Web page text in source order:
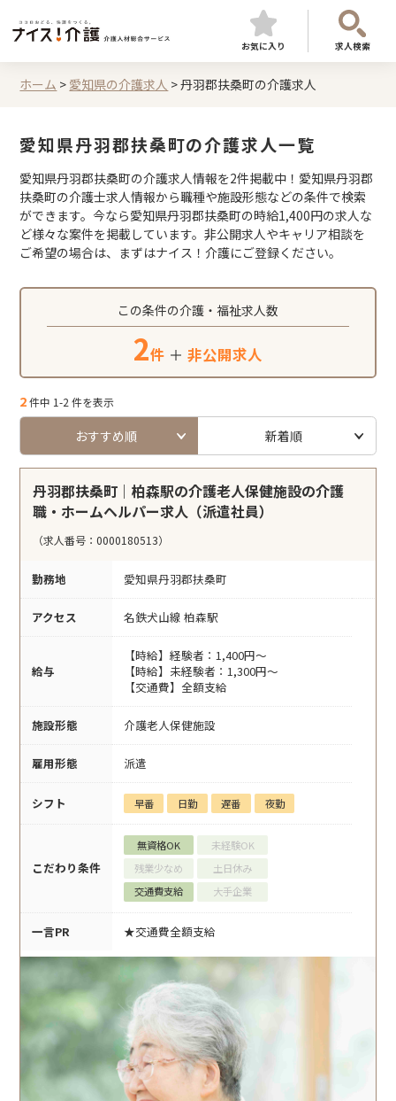
お気に入り 求人検索
ホーム > 愛知県の介護求人 >丹羽郡扶桑町の介護求人
愛知県丹羽郡扶桑町の介護求人一覧
愛知県丹羽郡扶桑町の介護求人情報を2件掲載中！愛知県丹羽郡
扶桑町の介護士求人情報から職種や施設形態などの条件で検索
ができます。今なら愛知県丹羽郡扶桑町の時給1,400円の求人な
ど様々な案件を掲載しています。非公開求人やキャリア相談を
ご希望の場合は、まずはナイス！介護にご登録ください。
この条件の介護・福祉求人数
2件 ＋ 非公開求人
2件中 1-2 件を表示
おすすめ順 新着順
丹羽郡扶桑町｜柏森駅の介護老人保健施設の介護
職・ホームヘルパー求人（派遣社員）
（求人番号：0000180513）
勤務地 愛知県丹羽郡扶桑町
アクセス 名鉄犬山線 柏森駅
給与
【時給】経験者：1,400円～
【時給】未経験者：1,300円～
【交通費】全額支給
施設形態 介護老人保健施設
雇用形態 派遣
シフト 早番 日勤 遅番 夜勤
こだわり条件
無資格OK
未経験OK
残業少なめ
土日休み
交通費支給
大手企業
一言PR ★交通費全額支給